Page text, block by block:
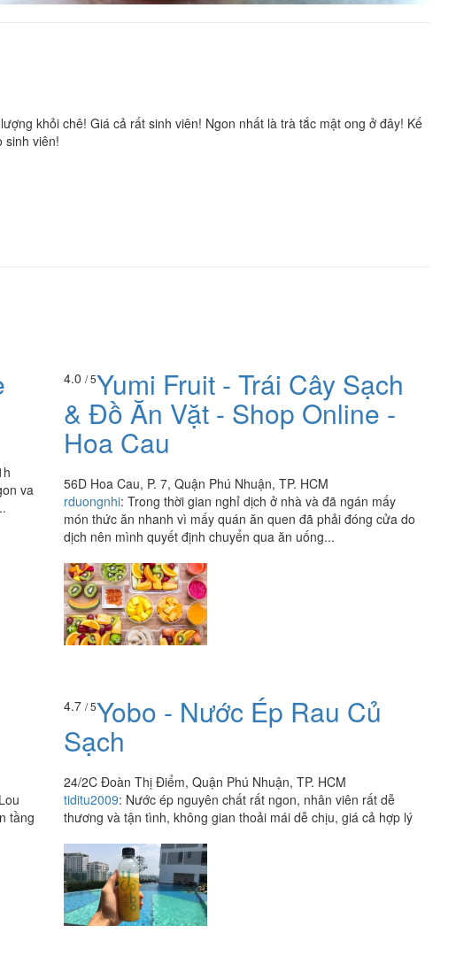
khỏi chê! Giá cả rất sinh viên! Ngon nhất là trà tắc mật ong ở đây! Kế
sinh viên!
va
4.0 / 5Yumi Fruit - Trái Cây Sạch
& Đồ Ăn Vặt - Shop Online -
Hoa Cau
56D Hoa Cau, P. 7, Quận Phú Nhuận, TP. HCM
rduongnhi: Trong thời gian nghỉ dịch ở nhà và đã ngán mấy
món thức ăn nhanh vì mấy quán ăn quen đã phải đóng cửa do
dịch nên mình quyết định chuyển qua ăn uống...
tầng
4.7 / 5Yobo - Nước Ép Rau Củ
Sạch
24/2C Đoàn Thị Điểm, Quận Phú Nhuận, TP. HCM
tiditu2009: Nước ép nguyên chất rất ngon, nhân viên rất dễ
thương và tận tình, không gian thoải mái dễ chịu, giá cả hợp lý